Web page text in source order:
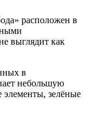
расположен в
выглядит как
в
небольшую
элементы, зелёные